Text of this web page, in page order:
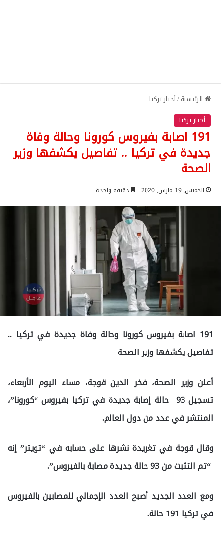
الرئيسية/أخبار تركيا
أخبار تركيا
191 اصابة بفيروس كورونا وحالة وفاة
جديدة في تركيا .. تفاصيل يكشفها وزير
الصحة
الخميس, 19 مارس, 2020 دقيقة واحدة
191 اصابة بفيروس كورونا وحالة وفاة جديدة في تركيا ..
تفاصيل يكشفها وزير الصحة
أعلن وزير الصحة، فخر الدين قوجة، مساء اليوم الأربعاء،
تسجيل 93 حالة إصابة جديدة في تركيا بفيروس “كورونا”،
المنتشر في عدد من دول العالم.
وقال قوجة في تغريدة نشرها على حسابه في “تويتر” إنه
“تم التثبت من 93 حالة جديدة مصابة بالفيروس”.
ومع العدد الجديد أصبح العدد الإجمالي للمصابين بالفيروس
في تركيا 191 حالة.